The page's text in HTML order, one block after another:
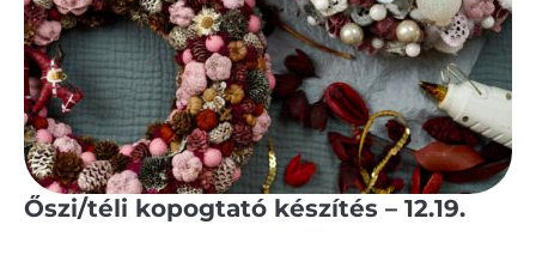
Őszi/téli kopogtató készítés – 12.19.